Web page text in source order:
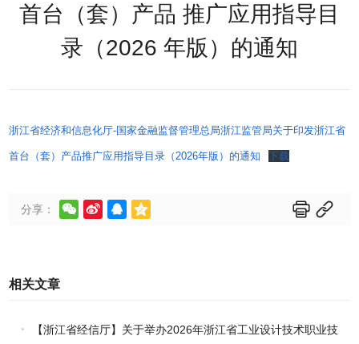
首台（套）产品 推广应用指导目
录（2026 年版）的通知
浙江省经济和信息化厅-国家金融监督管理总局浙江监管局关于印发浙江省
首台（套）产品推广应用指导目录（2026年版）的通知 下载
分享：      
相关文章
【浙江省经信厅】关于举办2026年浙江省工业设计技术职业技